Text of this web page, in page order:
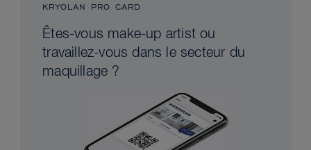
KRYOLAN PRO CARD
Êtes-vous make-up artist ou
travaillez-vous dans le secteur du
maquillage ?